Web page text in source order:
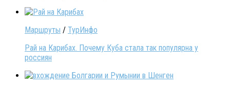
Маршруты / ТурИнфо
Рай на Карибах. Почему Куба стала так популярна у
россиян